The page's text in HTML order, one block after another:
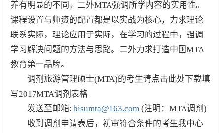
养有明显的不同。二外MTA强调所学内容的实用性。
课程设置与师资的配置都是以实战为核心，力求理论
联系实际，理论应用于实际，在学习的过程中，强调
学习解决问题的方法与思路。二外力求打造中国MTA
教育第一品牌。
调剂旅游管理硕士(MTA)的考生请点击此处下载填
写2017MTA调剂表格
发送至邮箱: bisumta@163.com (注明：MTA调剂)
收到调剂申请表后，初审符合条件的考生我中心